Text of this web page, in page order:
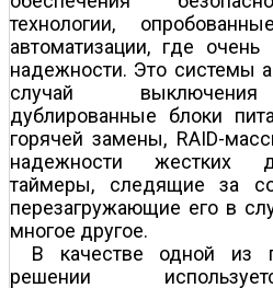
технологии,
автоматизации, где
надежности. Это системы
случай выключения
дублированные блоки
горячей замены, RAID-
надежности жестких
таймеры, следящие за
перезагружающие его в
многое другое.
В качестве одной из
решении